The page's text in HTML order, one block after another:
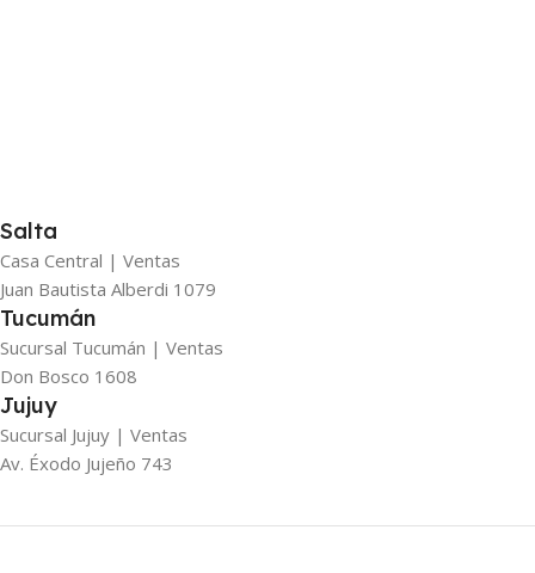
Salta
Casa Central | Ventas
Juan Bautista Alberdi 1079
Tucumán
Sucursal Tucumán | Ventas
Don Bosco 1608
Jujuy
Sucursal Jujuy | Ventas
Av. Éxodo Jujeño 743